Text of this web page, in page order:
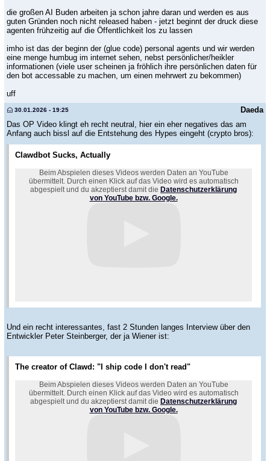
die großen AI Buden arbeiten ja schon jahre daran und werden es aus
guten Gründen noch nicht released haben - jetzt beginnt der druck diese
agenten frühzeitig auf die Öffentlichkeit los zu lassen
imho ist das der beginn der (glue code) personal agents und wir werden
eine menge humbug im internet sehen, nebst persönlicher/heikler
informationen (viele user scheinen ja fröhlich ihre persönlichen daten für
den bot accessable zu machen, um einen mehrwert zu bekommen)
uff
Daeda
30.01.2026 - 19:25
Das OP Video klingt eh recht neutral, hier ein eher negatives das am
Anfang auch bissl auf die Entstehung des Hypes eingeht (crypto bros):
Clawdbot Sucks, Actually
Beim Abspielen dieses Videos werden Daten an YouTube
übermittelt. Durch einen Klick auf das Video wird es automatisch
abgespielt und du akzeptierst damit die Datenschutzerklärung
von YouTube bzw. Google.
Und ein recht interessantes, fast 2 Stunden langes Interview über den
Entwickler Peter Steinberger, der ja Wiener ist:
The creator of Clawd: "I ship code I don't read"
Beim Abspielen dieses Videos werden Daten an YouTube
übermittelt. Durch einen Klick auf das Video wird es automatisch
abgespielt und du akzeptierst damit die Datenschutzerklärung
von YouTube bzw. Google.